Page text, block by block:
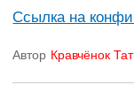
Ссылка на
Автор Кравчёнок